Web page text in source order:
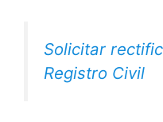
Solicitar
Registro Civil